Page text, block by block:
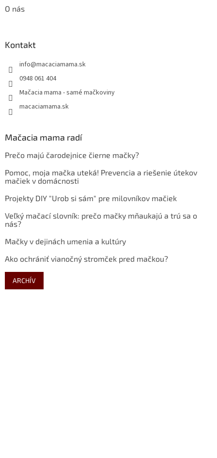
O nás
Kontakt
info@macaciamama.sk
0948 061 404
Mačacia mama - samé mačkoviny
macaciamama.sk
Mačacia mama radí
Prečo majú čarodejnice čierne mačky?
Pomoc, moja mačka uteká! Prevencia a riešenie útekov
mačiek v domácnosti
Projekty DIY "Urob si sám" pre milovníkov mačiek
Veľký mačací slovník: prečo mačky mňaukajú a trú sa o
nás?
Mačky v dejinách umenia a kultúry
Ako ochrániť vianočný stromček pred mačkou?
ARCHÍV